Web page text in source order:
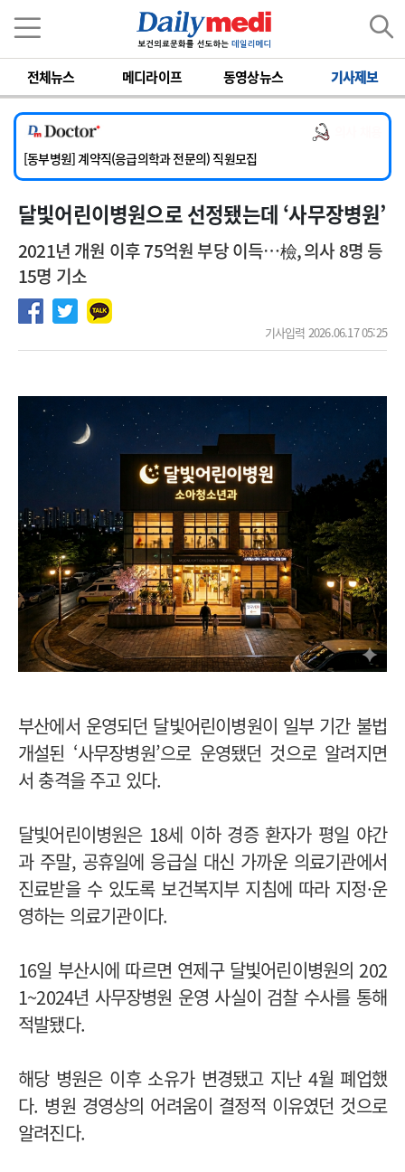
전체뉴스 메디라이프 동영상뉴스 기사제보
[서울아산병원] 2026년 하반기 인턴 모집
[영남대학교의료원] 마취통증의학과 임기제 임상의사 채용
[충남대학교병원] 소아청소년과(소아응급전담) 계약직 의사 공개채용
[동부병원] 계약직(응급의학과 전문의) 직원모집
[이대목동병원] 하반기 전공의(레지던트1년차) 모집
[영남대학교의료원] 마취통증의학과 임기제 임상의사 채용
달빛어린이병원으로 선정됐는데 ‘사무장병원’
2021년 개원 이후 75억원 부당 이득…檢, 의사 8명 등
15명 기소
기사입력 2026.06.17 05:25
부산에서 운영되던 달빛어린이병원이 일부 기간 불법
개설된 ‘사무장병원’으로 운영됐던 것으로 알려지면
서 충격을 주고 있다.
달빛어린이병원은 18세 이하 경증 환자가 평일 야간
과 주말, 공휴일에 응급실 대신 가까운 의료기관에서
진료받을 수 있도록 보건복지부 지침에 따라 지정·운
영하는 의료기관이다.
16일 부산시에 따르면 연제구 달빛어린이병원의 202
1~2024년 사무장병원 운영 사실이 검찰 수사를 통해
적발됐다.
해당 병원은 이후 소유가 변경됐고 지난 4월 폐업했
다. 병원 경영상의 어려움이 결정적 이유였던 것으로
알려진다.